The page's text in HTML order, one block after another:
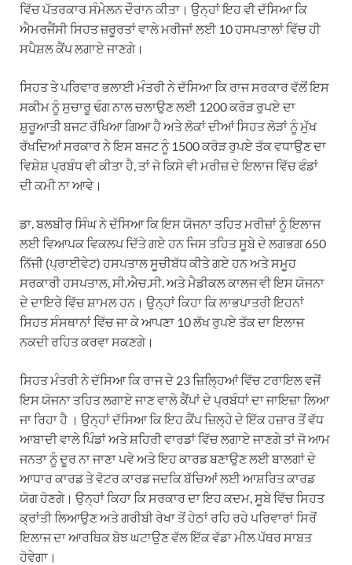
ਵਿੱਚ ਪੱਤਰਕਾਰ ਸੰਮੇਲਨ ਦੌਰਾਨ ਕੀਤਾ। ਉਨ੍ਹਾਂ ਇਹ ਵੀ ਦੱਸਿਆ ਕਿ
ਐਮਰਜੈਂਸੀ ਸਿਹਤ ਜ਼ਰੂਰਤਾਂ ਵਾਲੇ ਮਰੀਜਾਂ ਲਈ 10 ਹਸਪਤਾਲਾਂ ਵਿੱਚ ਹੀ
ਸਪੈਸ਼ਲ ਕੈਂਪ ਲਗਾਏ ਜਾਣਗੇ।
ਸਿਹਤ ਤੇ ਪਰਿਵਾਰ ਭਲਾਈ ਮੰਤਰੀ ਨੇ ਦੱਸਿਆ ਕਿ ਰਾਜ ਸਰਕਾਰ ਵੱਲੋਂ ਇਸ
ਸਕੀਮ ਨੂੰ ਸੁਚਾਰੂ ਢੰਗ ਨਾਲ ਚਲਾਉਣ ਲਈ 1200 ਕਰੋੜ ਰੁਪਏ ਦਾ
ਸ਼ੁਰੂਆਤੀ ਬਜਟ ਰੱਖਿਆ ਗਿਆ ਹੈ ਅਤੇ ਲੋਕਾਂ ਦੀਆਂ ਸਿਹਤ ਲੋੜਾਂ ਨੂੰ ਮੁੱਖ
ਰੱਖਦਿਆਂ ਸਰਕਾਰ ਨੇ ਇਸ ਬਜਟ ਨੂੰ 1500 ਕਰੋੜ ਰੁਪਏ ਤੱਕ ਵਧਾਉਣ ਦਾ
ਵਿਸ਼ੇਸ਼ ਪ੍ਰਬੰਧ ਵੀ ਕੀਤਾ ਹੈ, ਤਾਂ ਜੋ ਕਿਸੇ ਵੀ ਮਰੀਜ਼ ਦੇ ਇਲਾਜ ਵਿੱਚ ਫੰਡਾਂ
ਦੀ ਕਮੀ ਨਾ ਆਵੇ।
ਡਾ. ਬਲਬੀਰ ਸਿੰਘ ਨੇ ਦੱਸਿਆ ਕਿ ਇਸ ਯੋਜਨਾ ਤਹਿਤ ਮਰੀਜ਼ਾਂ ਨੂੰ ਇਲਾਜ
ਲਈ ਵਿਆਪਕ ਵਿਕਲਪ ਦਿੱਤੇ ਗਏ ਹਨ ਜਿਸ ਤਹਿਤ ਸੂਬੇ ਦੇ ਲਗਭਗ 650
ਨਿੱਜੀ (ਪ੍ਰਾਈਵੇਟ) ਹਸਪਤਾਲ ਸੂਚੀਬੱਧ ਕੀਤੇ ਗਏ ਹਨ ਅਤੇ ਸਮੂਹ
ਸਰਕਾਰੀ ਹਸਪਤਾਲ, ਸੀ.ਐਚ.ਸੀ. ਅਤੇ ਮੈਡੀਕਲ ਕਾਲਜ ਵੀ ਇਸ ਯੋਜਨਾ
ਦੇ ਦਾਇਰੇ ਵਿੱਚ ਸ਼ਾਮਲ ਹਨ। ਉਨ੍ਹਾਂ ਕਿਹਾ ਕਿ ਲਾਭਪਾਤਰੀ ਇਹਨਾਂ
ਸਿਹਤ ਸੰਸਥਾਨਾਂ ਵਿੱਚ ਜਾ ਕੇ ਆਪਣਾ 10 ਲੱਖ ਰੁਪਏ ਤੱਕ ਦਾ ਇਲਾਜ
ਨਕਦੀ ਰਹਿਤ ਕਰਵਾ ਸਕਣਗੇ।
ਸਿਹਤ ਮੰਤਰੀ ਨੇ ਦੱਸਿਆ ਕਿ ਰਾਜ ਦੇ 23 ਜ਼ਿਲ੍ਹਿਆਂ ਵਿੱਚ ਟਰਾਇਲ ਵਜੋਂ
ਇਸ ਯੋਜਨਾ ਤਹਿਤ ਲਗਾਏ ਜਾਣ ਵਾਲੇ ਕੈਂਪਾਂ ਦੇ ਪ੍ਰਬੰਧਾਂ ਦਾ ਜਾਇਜ਼ਾ ਲਿਆ
ਜਾ ਰਿਹਾ ਹੈ । ਉਨ੍ਹਾਂ ਦੱਸਿਆ ਕਿ ਇਹ ਕੈਂਪ ਜ਼ਿਲ੍ਹੇ ਦੇ ਇੱਕ ਹਜ਼ਾਰ ਤੋਂ ਵੱਧ
ਆਬਾਦੀ ਵਾਲੇ ਪਿੰਡਾਂ ਅਤੇ ਸ਼ਹਿਰੀ ਵਾਰਡਾਂ ਵਿੱਚ ਲਗਾਏ ਜਾਣਗੇ ਤਾਂ ਜੋ ਆਮ
ਜਨਤਾ ਨੂੰ ਦੂਰ ਨਾ ਜਾਣਾ ਪਵੇ ਅਤੇ ਇਹ ਕਾਰਡ ਬਣਾਉਣ ਲਈ ਬਾਲਗਾਂ ਦੇ
ਆਧਾਰ ਕਾਰਡ ਤੇ ਵੋਟਰ ਕਾਰਡ ਜਦਕਿ ਬੱਚਿਆਂ ਲਈ ਆਸ਼ਰਿਤ ਕਾਰਡ
ਯੋਗ ਹੋਣਗੇ। ਉਨ੍ਹਾਂ ਕਿਹਾ ਕਿ ਸਰਕਾਰ ਦਾ ਇਹ ਕਦਮ, ਸੂਬੇ ਵਿੱਚ ਸਿਹਤ
ਕ੍ਰਾਂਤੀ ਲਿਆਉਣ ਅਤੇ ਗਰੀਬੀ ਰੇਖਾ ਤੋਂ ਹੇਠਾਂ ਰਹਿ ਰਹੇ ਪਰਿਵਾਰਾਂ ਸਿਰੋਂ
ਇਲਾਜ ਦਾ ਆਰਥਿਕ ਬੋਝ ਘਟਾਉਣ ਵੱਲ ਇੱਕ ਵੱਡਾ ਮੀਲ ਪੱਥਰ ਸਾਬਤ
ਹੋਵੇਗਾ।